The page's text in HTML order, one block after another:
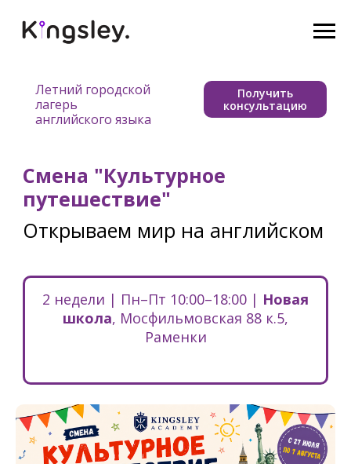
Летний городской
лагерь
английского языка
Получить
консультацию
Открываем мир на английском
Смена "Культурное
путешествие"
2 недели | Пн–Пт 10:00–18:00 | Новая
школа, Мосфильмовская 88 к.5,
Раменки